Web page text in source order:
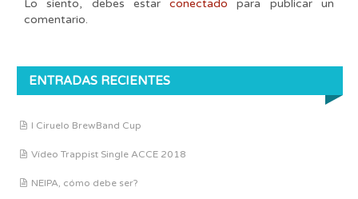
Lo siento, debes estarconectado para publicar un
comentario.
ENTRADAS RECIENTES
I Ciruelo BrewBand Cup
Vídeo Trappist Single ACCE 2018
NEIPA, cómo debe ser?